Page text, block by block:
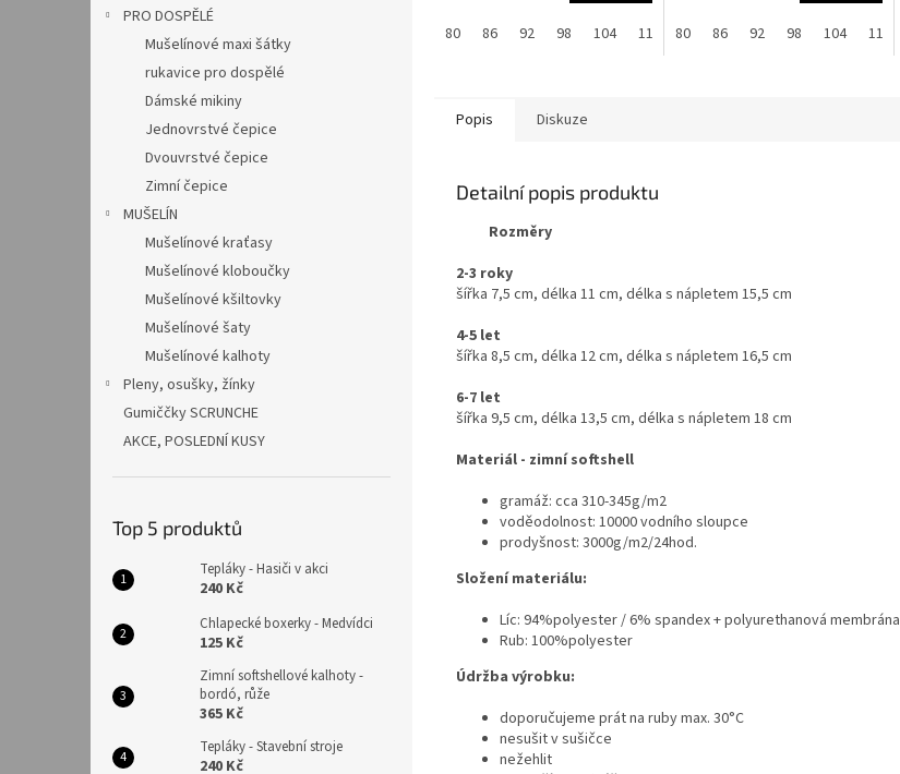
PRO DOSPĚLÉ
Mušelínové maxi šátky
rukavice pro dospělé
Dámské mikiny
Jednovrstvé čepice
Dvouvrstvé čepice
Zimní čepice
MUŠELÍN
Mušelínové kraťasy
Mušelínové kloboučky
Mušelínové kšiltovky
Mušelínové šaty
Mušelínové kalhoty
Pleny, osušky, žínky
Gumiččky SCRUNCHE
AKCE, POSLEDNÍ KUSY
Top 5 produktů
Tepláky - Hasiči v akci
240 Kč
Chlapecké boxerky - Medvídci
125 Kč
Zimní softshellové kalhoty -
bordó, růže
365 Kč
Tepláky - Stavební stroje
240 Kč
80 86 92 98 104 110 116 122 128
80 86 92 98 104 110
Popis Diskuze
Detailní popis produktu
Rozměry
2-3 roky
šířka 7,5 cm, délka 11 cm, délka s nápletem 15,5 cm
4-5 let
šířka 8,5 cm, délka 12 cm, délka s nápletem 16,5 cm
6-7 let
šířka 9,5 cm, délka 13,5 cm, délka s nápletem 18 cm
Materiál - zimní softshell
gramáž: cca 310-345g/m2
voděodolnost: 10000 vodního sloupce
prodyšnost: 3000g/m2/24hod.
Složení materiálu:
Líc: 94%polyester / 6% spandex + polyurethanová membrána
Rub: 100%polyester
Údržba výrobku:
doporučujeme prát na ruby max. 30°C
nesušit v sušičce
nežehlit